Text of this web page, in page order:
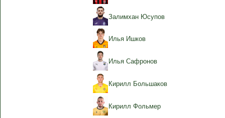
Залимхан Юсупов
Илья Ишков
Илья Сафронов
Кирилл Большаков
Кирилл Фольмер